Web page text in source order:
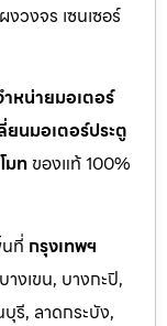
วงจร เซนเซอร์
หน่ายมอเตอร์
ยนมอเตอร์ประตู
มท ของแท้ 100%
ที่ กรุงเทพฯ
งเขน, บางกะปิ,
รี, ลาดกระบัง,